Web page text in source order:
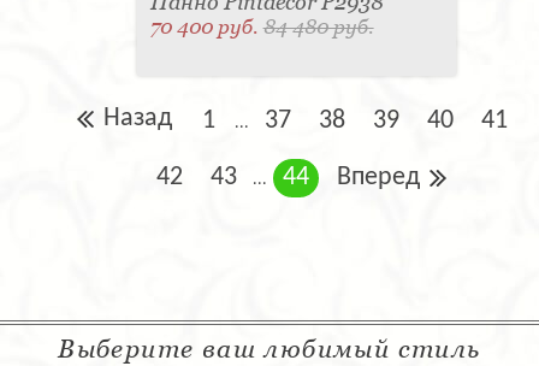
70 400 руб.84 480 руб.
Назад 1 ... 37 38 39 40 41
42 43 ... 44 Вперед
Выберите ваш любимый стиль